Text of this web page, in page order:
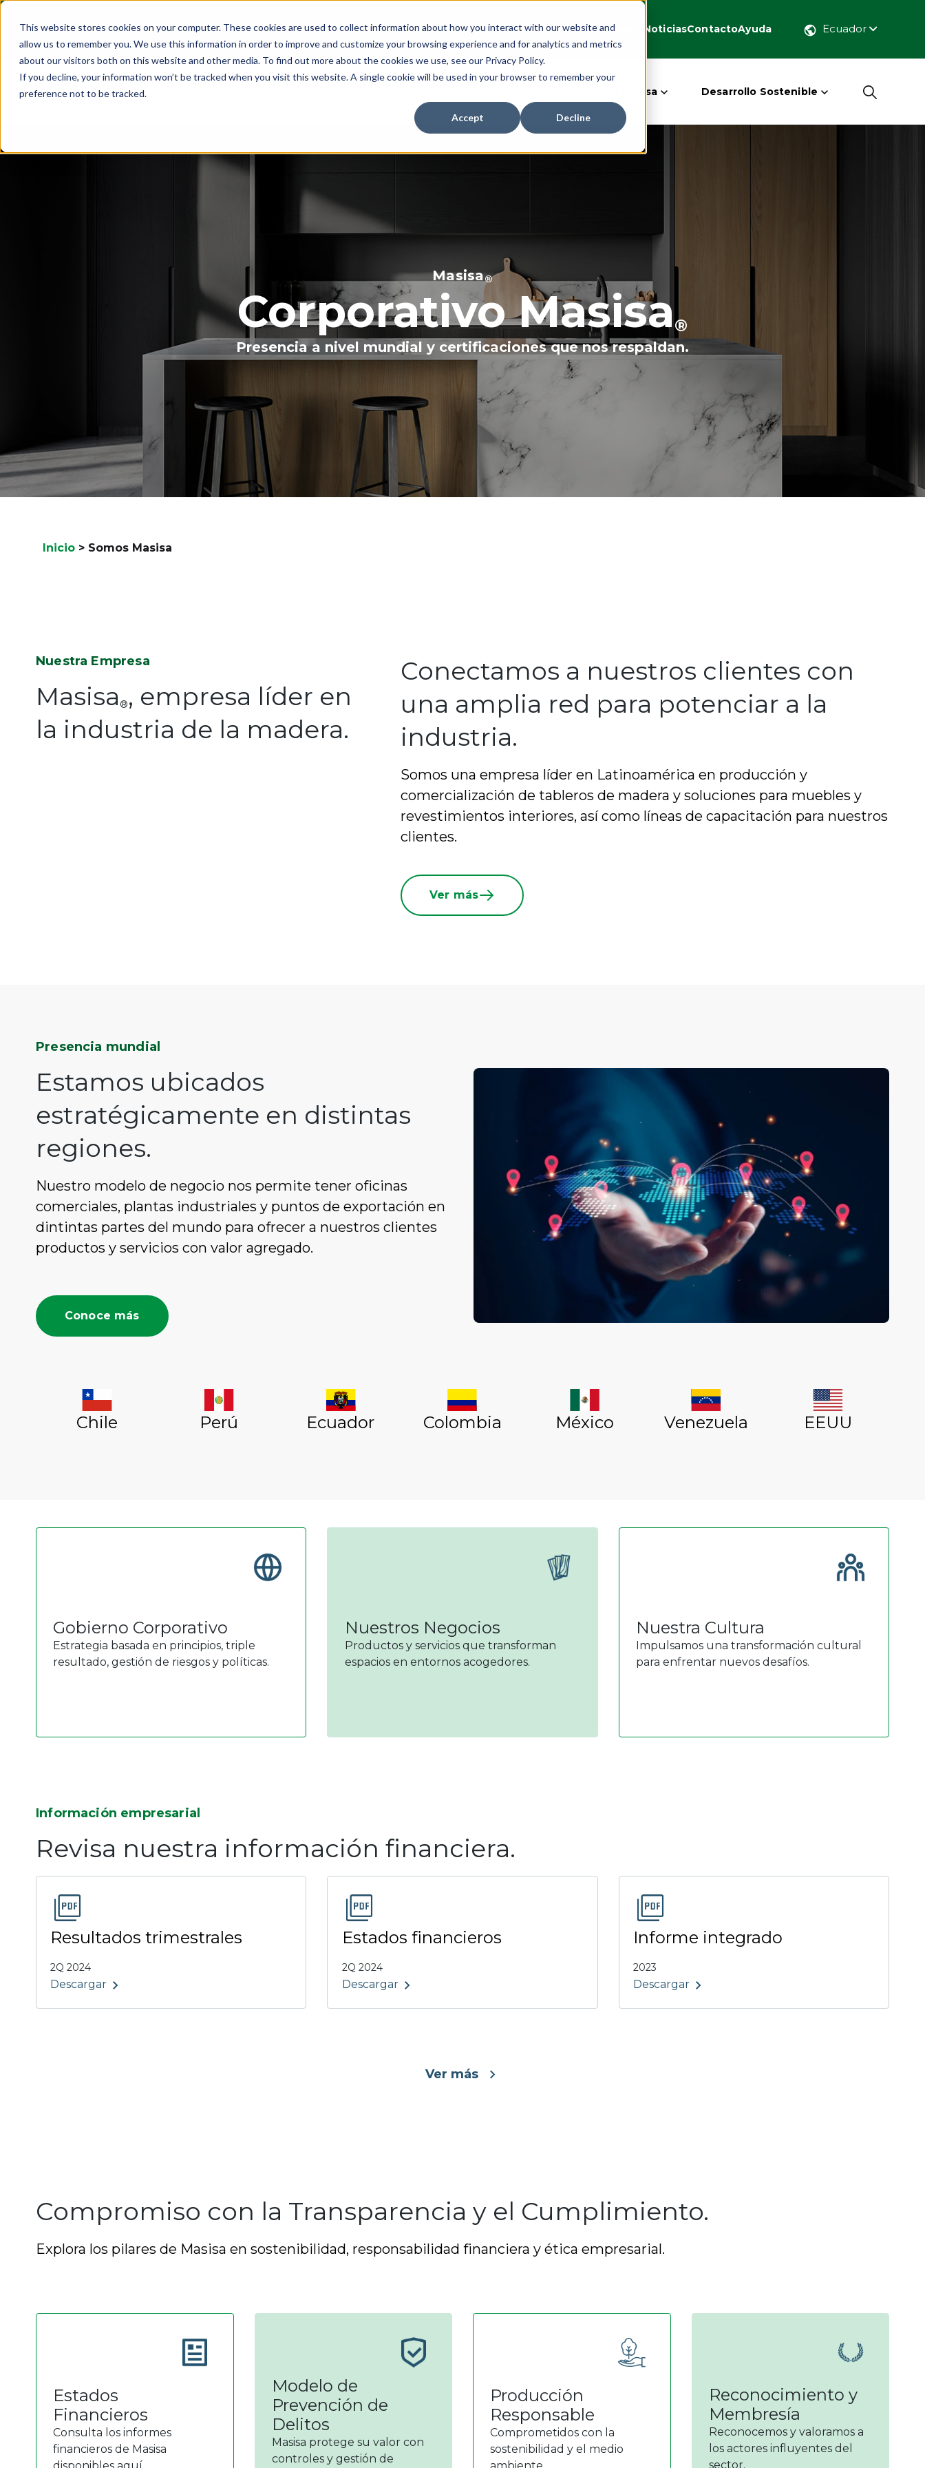
This website stores cookies on your computer. These cookies are used to collect information about how you interact with our website and
allow us to remember you. We use this information in order to improve and customize your browsing experience and for analytics and metrics
about our visitors both on this website and other media. To find out more about the cookies we use, see our Privacy Policy.
If you decline, your information won’t be tracked when you visit this website. A single cookie will be used in your browser to remember your
preference not to be tracked.
Accept Decline
InversionistasDónde Comprar NoticiasContactoAyuda Ecuador
Somos Masisa Desarrollo Sostenible
Masisa®
Corporativo Masisa®
Presencia a nivel mundial y certificaciones que nos respaldan.
Inicio > Somos Masisa
Nuestra Empresa
Masisa ®, empresa líder en
la industria de la madera.
Conectamos a nuestros clientes con
una amplia red para potenciar a la
industria.
Somos una empresa líder en Latinoamérica en producción y
comercialización de tableros de madera y soluciones para muebles y
revestimientos interiores, así como líneas de capacitación para nuestros
clientes.
Ver más
Presencia mundial
Estamos ubicados
estratégicamente en distintas
regiones.
Nuestro modelo de negocio nos permite tener oficinas
comerciales, plantas industriales y puntos de exportación en
dintintas partes del mundo para ofrecer a nuestros clientes
productos y servicios con valor agregado.
Conoce más
Chile Perú Ecuador Colombia México Venezuela EEUU
Gobierno Corporativo
Estrategia basada en principios, triple
resultado, gestión de riesgos y políticas.
Nuestros Negocios
Productos y servicios que transforman
espacios en entornos acogedores.
Nuestra Cultura
Impulsamos una transformación cultural
para enfrentar nuevos desafíos.
Información empresarial
Revisa nuestra información financiera.
Resultados trimestrales
2Q 2024
Descargar
Estados financieros
2Q 2024
Descargar
Informe integrado
2023
Descargar
Ver más
Compromiso con la Transparencia y el Cumplimiento.
Explora los pilares de Masisa en sostenibilidad, responsabilidad financiera y ética empresarial.
Estados
Financieros
Consulta los informes
financieros de Masisa
Modelo de
Prevención de
Delitos
Masisa protege su valor con
controles y gestión de
Producción
Responsable
Comprometidos con la
sostenibilidad y el medio
Reconocimiento y
Membresía
Reconocemos y valoramos a
los actores influyentes del
sector.